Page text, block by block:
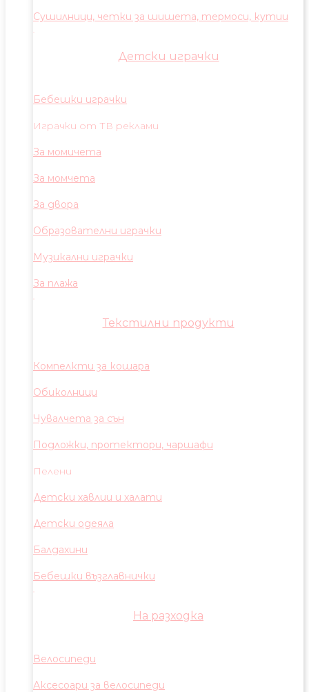
Сушилници, четки за шишета, термоси, кутии
Детски играчки
Бебешки играчки
Играчки от ТВ реклами
За момичета
За момчета
За двора
Образователни играчки
Музикални играчки
За плажа
Текстилни продукти
Компелкти за кошара
Обиколници
Чувалчета за сън
Подложки, протектори, чаршафи
Пелени
Детски хавлии и халати
Детски одеяла
Балдахини
Бебешки възглавнички
На разходка
Велосипеди
Аксесоари за велосипеди